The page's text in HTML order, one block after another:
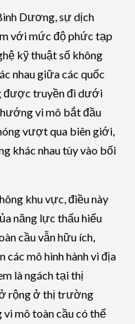
Dương, sự dịch
với mức độ phức tạp
kỹ thuật số không
nhau giữa các quốc
được truyền đi dưới
vi mô bắt đầu
vượt qua biên giới,
khác nhau tùy vào bối
khu vực, điều này
năng lực thấu hiểu
cầu vẫn hữu ích,
mô hình hành vi địa
là ngách tại thị
rộng ở thị trường
mô toàn cầu có thể